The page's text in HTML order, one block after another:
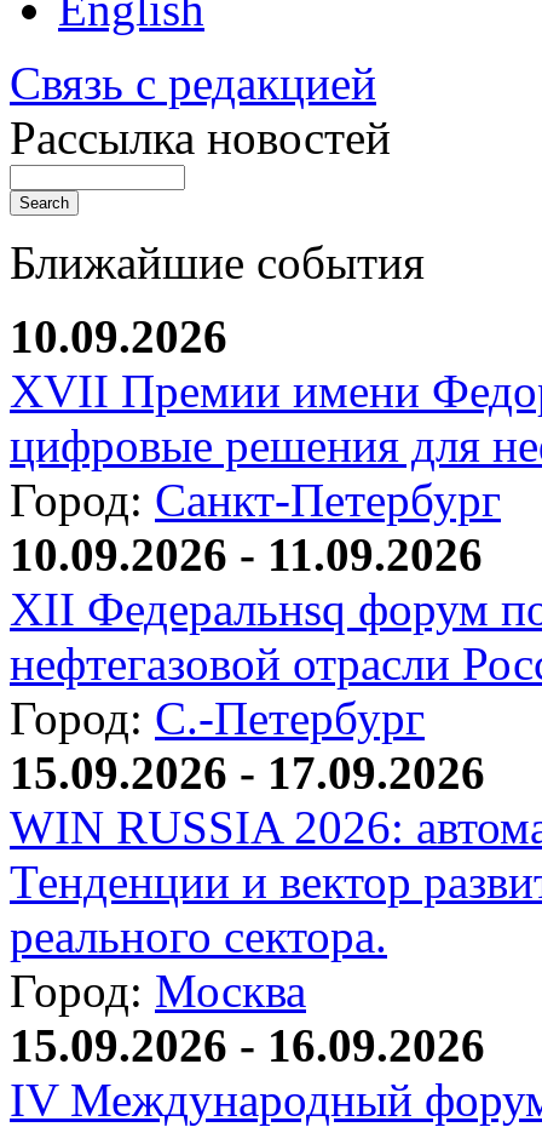
Связь с редакцией
Рассылка новостей
Ближайшие события
10.09.2026
XVII Премии имени
цифровые решения для
Город: Санкт-Петербург
10.09.2026 - 11.09.2026
XII Федеральнsq форум
нефтегазовой отрасли
Город: С.-Петербург
15.09.2026 - 17.09.2026
WIN RUSSIA 2026:
Тенденции и вектор
реального сектора.
Город: Москва
15.09.2026 - 16.09.2026
IV Международный